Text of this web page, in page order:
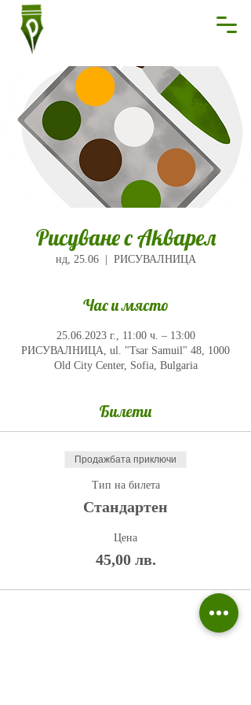
Рисуване с Акварел
нд, 25.06
  |
РИСУВАЛНИЦА
Час и място
25.06.2023 г., 11:00 ч. – 13:00
РИСУВАЛНИЦА, ul. "Tsar Samuil" 48, 1000
Old City Center, Sofia, Bulgaria
Билети
Продажбата приключи
Тип на билета
Стандартен
Цена
45,00 лв.